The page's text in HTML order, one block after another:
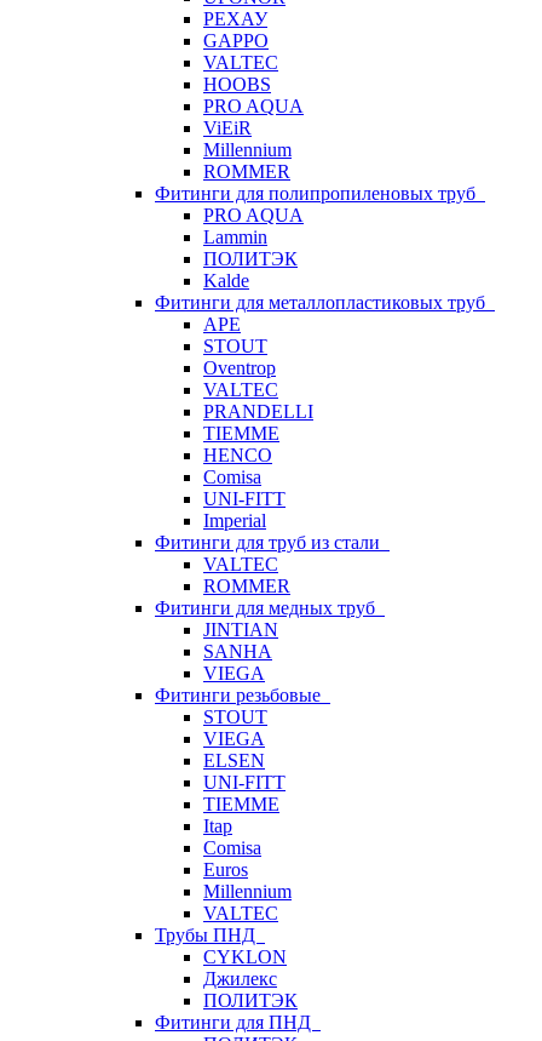
РЕХАУ
GAPPO
VALTEC
HOOBS
PRO AQUA
ViEiR
Millennium
ROMMER
Фитинги для полипропиленовых труб
PRO AQUA
Lammin
ПОЛИТЭК
Kalde
Фитинги для металлопластиковых труб
APE
STOUT
Oventrop
VALTEC
PRANDELLI
TIEMME
HENCO
Comisa
UNI-FITT
Imperial
Фитинги для труб из стали
VALTEC
ROMMER
Фитинги для медных труб
JINTIAN
SANHA
VIEGA
Фитинги резьбовые
STOUT
VIEGA
ELSEN
UNI-FITT
TIEMME
Itap
Comisa
Euros
Millennium
VALTEC
Трубы ПНД
CYKLON
Джилекс
ПОЛИТЭК
Фитинги для ПНД